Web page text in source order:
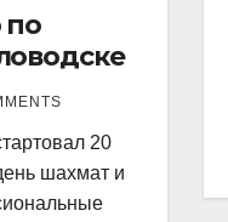
по
20
шахмат и